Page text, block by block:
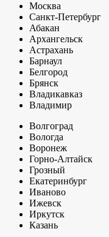
Москва
Санкт-Петербург
Абакан
Архангельск
Астрахань
Барнаул
Белгород
Брянск
Владикавказ
Владимир
Волгоград
Вологда
Воронеж
Горно-Алтайск
Грозный
Екатеринбург
Иваново
Ижевск
Иркутск
Казань